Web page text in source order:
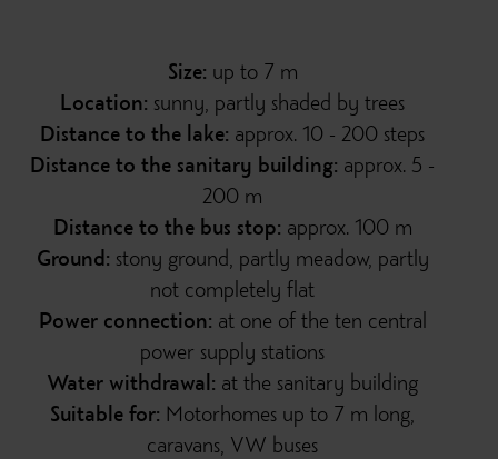
Size: up to 7 m
Location: sunny, partly shaded by trees
Distance to the lake: approx. 10 - 200 steps
Distance to the sanitary building: approx. 5 -
200 m
Distance to the bus stop: approx. 100 m
Ground: stony ground, partly meadow, partly
not completely flat
Power connection: at one of the ten central
power supply stations
Water withdrawal: at the sanitary building
Suitable for: Motorhomes up to 7 m long,
caravans, VW buses